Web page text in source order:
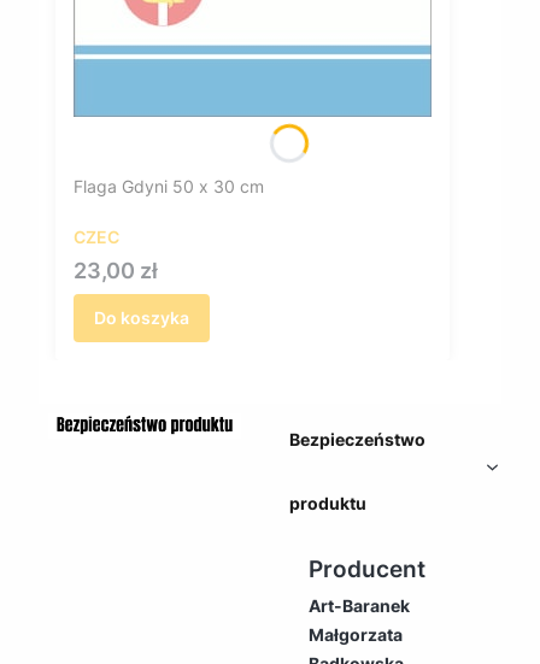
Flaga Gdyni 50 x 30 cm
CZEC
Cena
23,00 zł
Do koszyka
Bezpieczeństwo
produktu
Producent
Art-Baranek
Małgorzata